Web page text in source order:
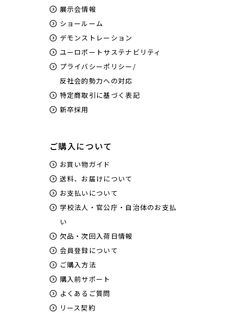
展示会情報
ショールーム
デモンストレーション
ユーロポートサステナビリティ
プライバシーポリシー/
反社会的勢力への対応
特定商取引に基づく表記
新卒採用
ご購入について
お買い物ガイド
送料、お届けについて
お支払いについて
学校法人・官公庁・自治体のお支払
い
欠品・次回入荷日情報
会員登録について
ご購入方法
購入前サポート
よくあるご質問
リース契約